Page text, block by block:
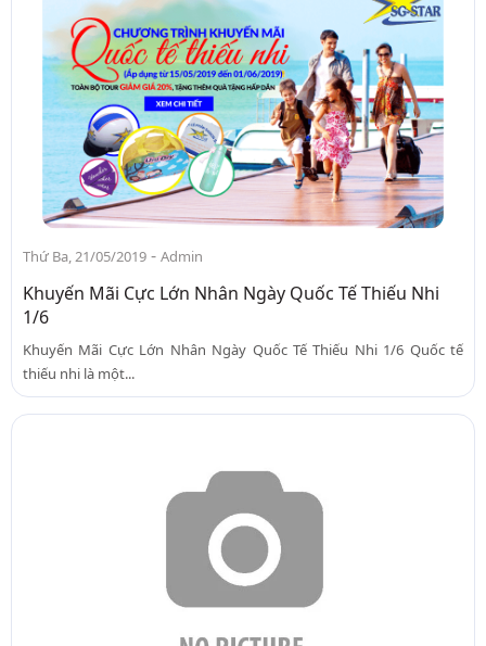
Thứ Ba, 21/05/2019 - Admin
Khuyến Mãi Cực Lớn Nhân Ngày Quốc Tế Thiếu Nhi
1/6
Khuyến Mãi Cực Lớn Nhân Ngày Quốc Tế Thiếu Nhi 1/6 Quốc tế
thiếu nhi là một...